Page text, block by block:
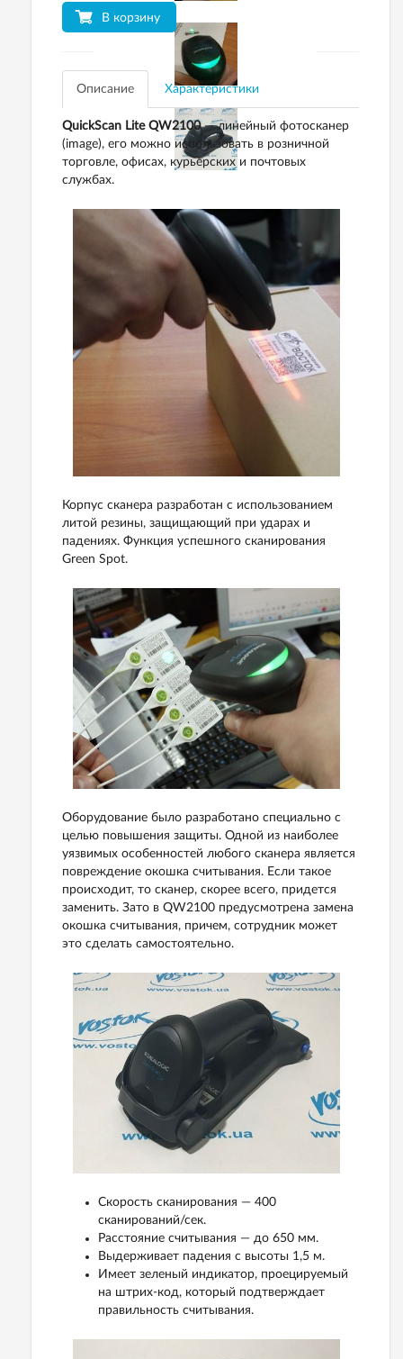
В корзину
Описание Характеристики
QuickScan Lite QW2100— линейный фотосканер
(image), его можно использовать в розничной
торговле, офисах, курьерских и почтовых
службах.
Корпус сканера разработан с использованием
литой резины, защищающий при ударах и
падениях. Функция успешного сканирования
Green Spot.
Оборудование было разработано специально с
целью повышения защиты. Одной из наиболее
уязвимых особенностей любого сканера является
повреждение окошка считывания. Если такое
происходит, то сканер, скорее всего, придется
заменить. Зато в QW2100 предусмотрена замена
окошка считывания, причем, сотрудник может
это сделать самостоятельно.
Скорость сканирования — 400
сканирований/сек.
Расстояние считывания — до 650 мм.
Выдерживает падения с высоты 1,5 м.
Имеет зеленый индикатор, проецируемый
на штрих-код, который подтверждает
правильность считывания.